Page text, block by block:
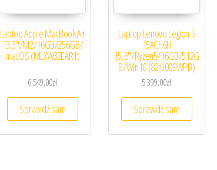
Laptop Apple MacBook Air
13,3″/M2/16GB/256GB/
macOS (MLXW3ZEAR1)
6 549,00zł
Sprawdź sam
Laptop Lenovo Legion 5
15ACH6H
15,6″/Ryzen5/16GB/512G
B/Win10 (82JU009WPB)
5 399,00zł
Sprawdź sam